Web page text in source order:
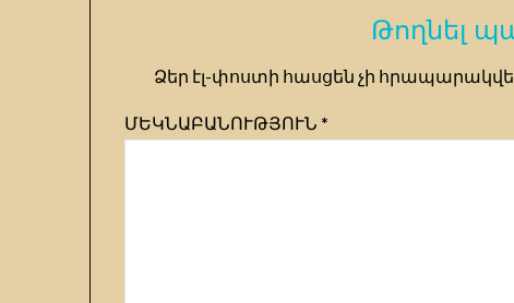
Թողնել
Ձեր էլ-փոստի հասցեն չի
ՄԵԿՆԱԲԱՆՈՒԹՅՈՒՆ*